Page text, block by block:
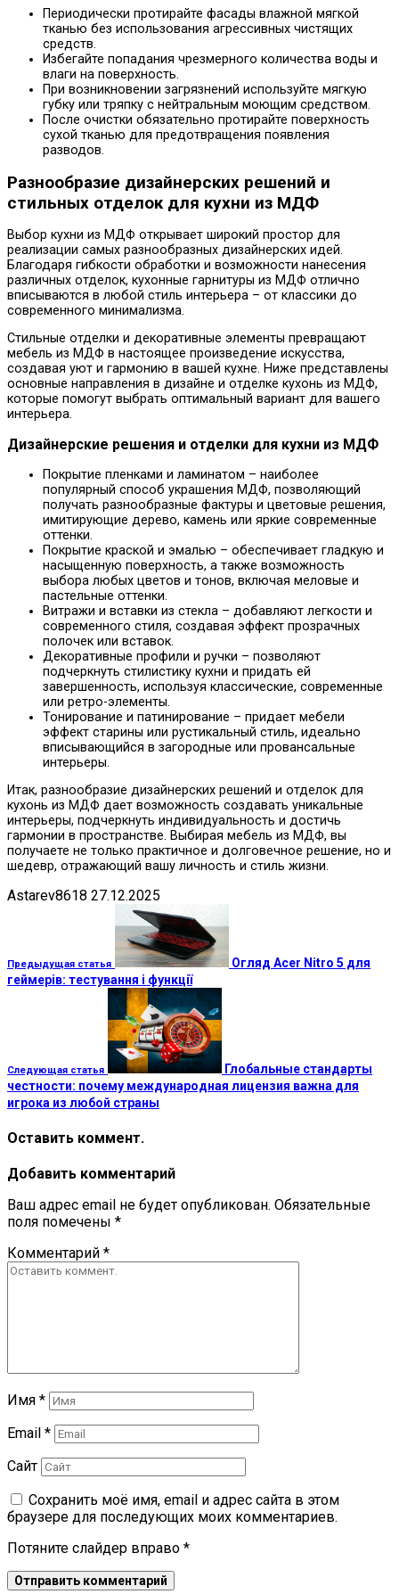
Периодически протирайте фасады влажной мягкой
тканью без использования агрессивных чистящих
средств.
Избегайте попадания чрезмерного количества воды и
влаги на поверхность.
При возникновении загрязнений используйте мягкую
губку или тряпку с нейтральным моющим средством.
После очистки обязательно протирайте поверхность
сухой тканью для предотвращения появления
разводов.
Разнообразие дизайнерских решений и
стильных отделок для кухни из МДФ
Выбор кухни из МДФ открывает широкий простор для
реализации самых разнообразных дизайнерских идей.
Благодаря гибкости обработки и возможности нанесения
различных отделок, кухонные гарнитуры из МДФ отлично
вписываются в любой стиль интерьера – от классики до
современного минимализма.
Стильные отделки и декоративные элементы превращают
мебель из МДФ в настоящее произведение искусства,
создавая уют и гармонию в вашей кухне. Ниже представлены
основные направления в дизайне и отделке кухонь из МДФ,
которые помогут выбрать оптимальный вариант для вашего
интерьера.
Дизайнерские решения и отделки для кухни из МДФ
Покрытие пленками и ламинатом – наиболее
популярный способ украшения МДФ, позволяющий
получать разнообразные фактуры и цветовые решения,
имитирующие дерево, камень или яркие современные
оттенки.
Покрытие краской и эмалью – обеспечивает гладкую и
насыщенную поверхность, а также возможность
выбора любых цветов и тонов, включая меловые и
пастельные оттенки.
Витражи и вставки из стекла – добавляют легкости и
современного стиля, создавая эффект прозрачных
полочек или вставок.
Декоративные профили и ручки – позволяют
подчеркнуть стилистику кухни и придать ей
завершенность, используя классические, современные
или ретро-элементы.
Тонирование и патинирование – придает мебели
эффект старины или рустикальный стиль, идеально
вписывающийся в загородные или провансальные
интерьеры.
Итак, разнообразие дизайнерских решений и отделок для
кухонь из МДФ дает возможность создавать уникальные
интерьеры, подчеркнуть индивидуальность и достичь
гармонии в пространстве. Выбирая мебель из МДФ, вы
получаете не только практичное и долговечное решение, но и
шедевр, отражающий вашу личность и стиль жизни.
Astarev8618 27.12.2025
Предыдущая статья
Огляд Acer Nitro 5 для
геймерів: тестування і функції
Следующая статья
Глобальные стандарты
честности: почему международная лицензия важна для
игрока из любой страны
Оставить коммент.
Добавить комментарий
Ваш адрес email не будет опубликован. Обязательные
поля помечены *
Комментарий *
Имя *
Email *
Сайт
Сохранить моё имя, email и адрес сайта в этом
браузере для последующих моих комментариев.
Потяните слайдер вправо *